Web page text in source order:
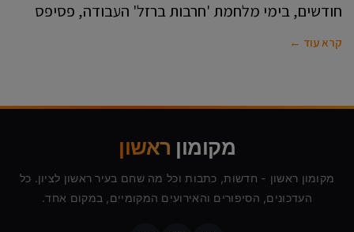
חודשים, בימי מלחמת 'חרבות ברזל' העבודה, פסיפס
קרא עוד ←
מקומון ראשון
מקומון ראשון - חדשות, כתבות וכל מה שחם בעיר ראשון לציון. כל
העדכונים, הסיפורים והאירועים המקומיים, במקום אחד.